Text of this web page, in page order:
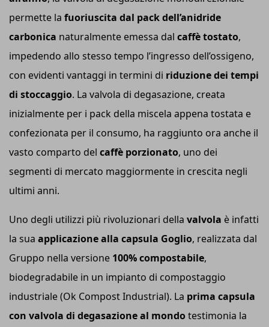
permette la fuoriuscita dal pack dell’anidride
carbonica naturalmente emessa dal caffè tostato,
impedendo allo stesso tempo l’ingresso dell’ossigeno,
con evidenti vantaggi in termini di riduzione dei tempi
di stoccaggio. La valvola di degasazione, creata
inizialmente per i pack della miscela appena tostata e
confezionata per il consumo, ha raggiunto ora anche il
vasto comparto del caffè porzionato, uno dei
segmenti di mercato maggiormente in crescita negli
ultimi anni.
Uno degli utilizzi più rivoluzionari della valvola è infatti
la sua applicazione alla capsula Goglio, realizzata dal
Gruppo nella versione 100% compostabile,
biodegradabile in un impianto di compostaggio
industriale (Ok Compost Industrial). La prima capsula
con valvola di degasazione al mondotestimonia la